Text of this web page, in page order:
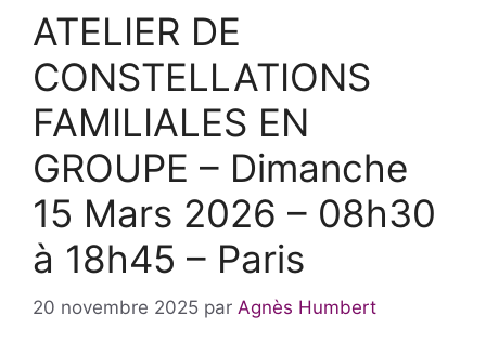
ATELIER DE
CONSTELLATIONS
FAMILIALES EN
GROUPE – Dimanche
15 Mars 2026 – 08h30
à 18h45 – Paris
20 novembre 2025 par Agnès Humbert